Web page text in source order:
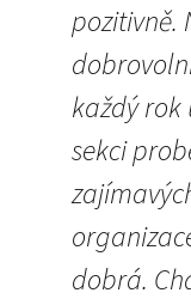
pozitivně.
každý rok
sekci
dobrá.